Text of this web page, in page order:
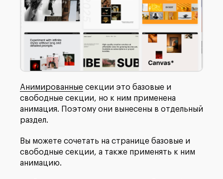
Анимированные секции это базовые и
свободные секции, но к ним применена
анимация. Поэтому они вынесены в отдельный
раздел.
Вы можете сочетать на странице базовые и
свободные секции, а также применять к ним
анимацию.